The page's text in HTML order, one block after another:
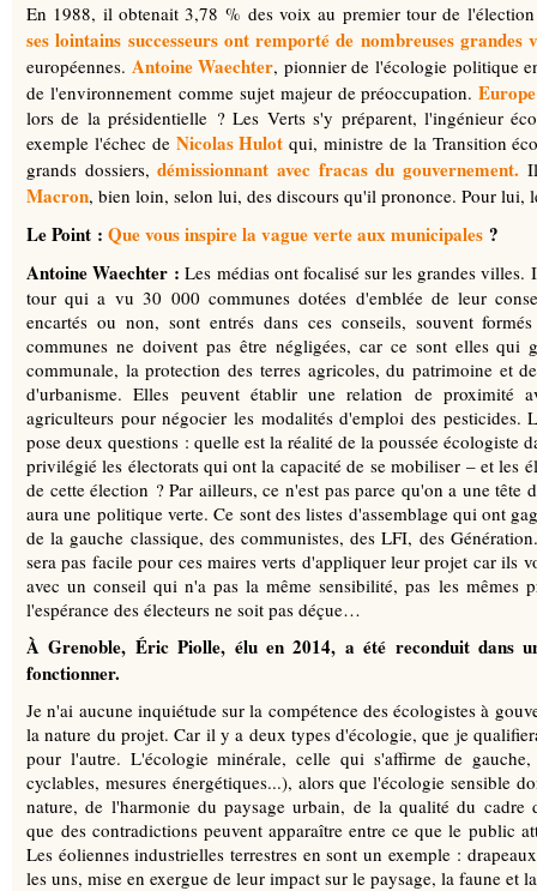
En 1988, il obtenait 3,78 % des voix au premier tour de
ses lointains successeurs ont remporté de nombreuses grandes
européennes. Antoine Waechter, pionnier de l'écologie politique
de l'environnement comme sujet majeur de préoccupation.Europe
lors de la présidentielle ? Les Verts s'y préparent, l'ingénieur
exemple l'échec de Nicolas Hulot qui, ministre de la Transition
grands dossiers,démissionnant avec fracas du gouvernement.
Macron, bien loin, selon lui, des discours qu'il prononce. Pour lui,
Le Point : Que vous inspire la vague verte aux municipales ?
Antoine Waechter : Les médias ont focalisé sur les grandes
tour qui a vu 30 000 communes dotées d'emblée de leur
encartés ou non, sont entrés dans ces conseils, souvent
communes ne doivent pas être négligées, car ce sont elles
communale, la protection des terres agricoles, du patrimoine et
d'urbanisme. Elles peuvent établir une relation de proximité
agriculteurs pour négocier les modalités d'emploi des pesticides.
pose deux questions : quelle est la réalité de la poussée écologiste
privilégié les électorats qui ont la capacité de se mobiliser – et les
de cette élection ? Par ailleurs, ce n'est pas parce qu'on a une
aura une politique verte. Ce sont des listes d'assemblage qui ont
de la gauche classique, des communistes, des LFI, des
sera pas facile pour ces maires verts d'appliquer leur projet car ils
avec un conseil qui n'a pas la même sensibilité, pas les mêmes
l'espérance des électeurs ne soit pas déçue…
À Grenoble, Éric Piolle, élu en 2014, a été reconduit dans
fonctionner.
Je n'ai aucune inquiétude sur la compétence des écologistes à
la nature du projet. Car il y a deux types d'écologie, que je
pour l'autre. L'écologie minérale, celle qui s'affirme de
cyclables, mesures énergétiques...), alors que l'écologie sensible
nature, de l'harmonie du paysage urbain, de la qualité du
que des contradictions peuvent apparaître entre ce que le public
Les éoliennes industrielles terrestres en sont un exemple :
les uns, mise en exergue de leur impact sur le paysage, la faune et